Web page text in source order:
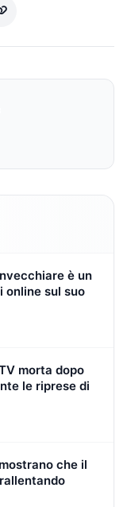
è un
online sul suo
morta dopo
le riprese di
che il